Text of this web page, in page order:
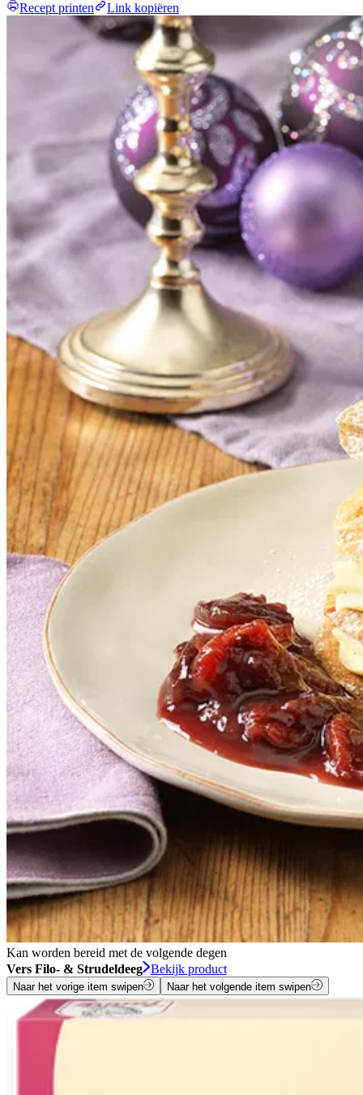
Recept printen
Link kopiëren
Kan worden bereid met de volgende degen
Vers Filo- & Strudeldeeg Bekijk product
Naar het vorige item swipen Naar het volgende item swipen